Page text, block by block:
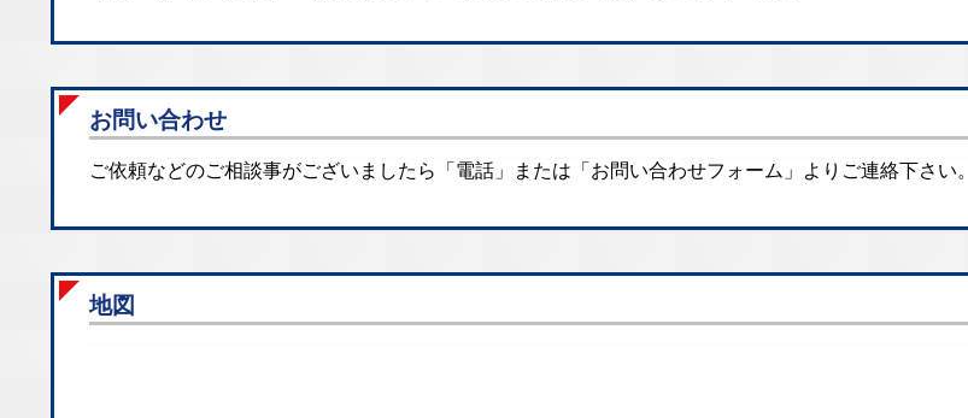
お問い合わせ
ご依頼などのご相談事がございましたら「電話」または「お問い合わせフォーム」よりご連絡下さい。
地図